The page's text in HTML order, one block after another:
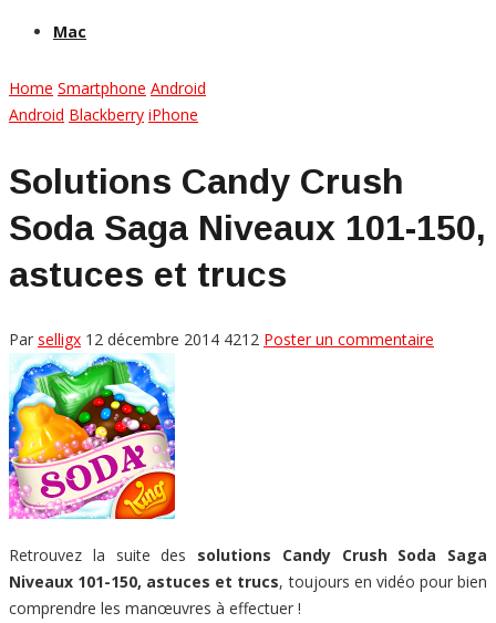
Mac
Home Smartphone Android
Android Blackberry iPhone
Solutions Candy Crush
Soda Saga Niveaux 101-150,
astuces et trucs
Par selligx 12 décembre 2014 4212 Poster un commentaire
Retrouvez la suite des solutions Candy Crush Soda Saga
Niveaux 101-150, astuces et trucs, toujours en vidéo pour bien
comprendre les manœuvres à effectuer !